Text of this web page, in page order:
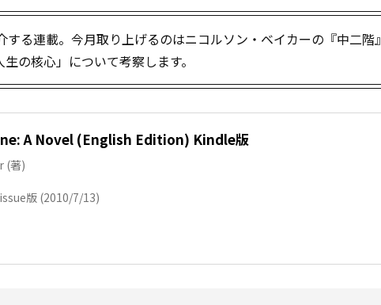
る連載。今月取り上げるのはニコルソン・ベイカーの『中二階』
の核心」について考察します。
A Novel (English Edition) Kindle版
(著)
版 (2010/7/13)